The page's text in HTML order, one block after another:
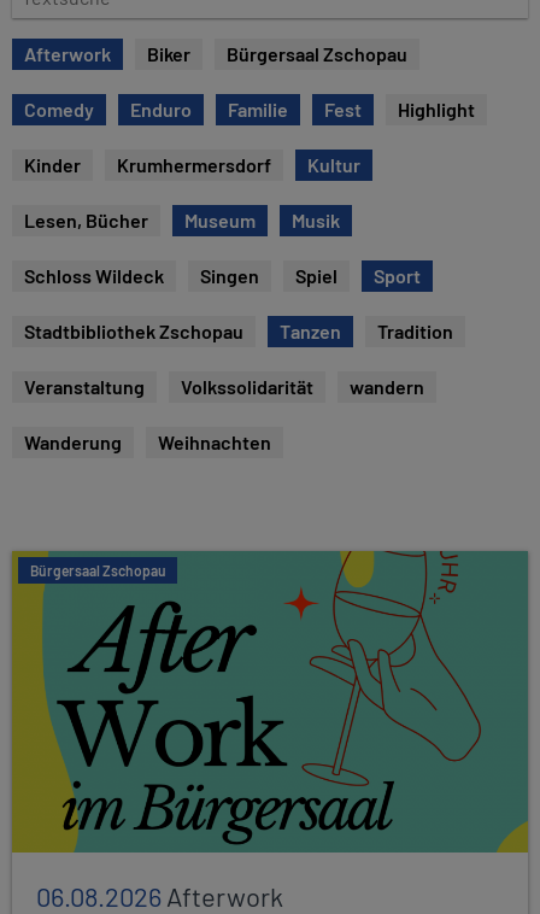
e
x
t
s
u
Afterwork Biker Bürgersaal Zschopau
Comedy Enduro Familie Fest Highlight
Kinder Krumhermersdorf Kultur
Lesen, Bücher Museum Musik
Schloss Wildeck Singen Spiel Sport
Stadtbibliothek Zschopau Tanzen Tradition
Veranstaltung Volkssolidarität wandern
Wanderung Weihnachten
Bürgersaal Zschopau
06.08.2026Afterwork